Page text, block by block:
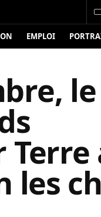
EMPLOI
Terre
les